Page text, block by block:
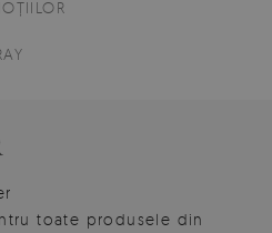
toate produsele din